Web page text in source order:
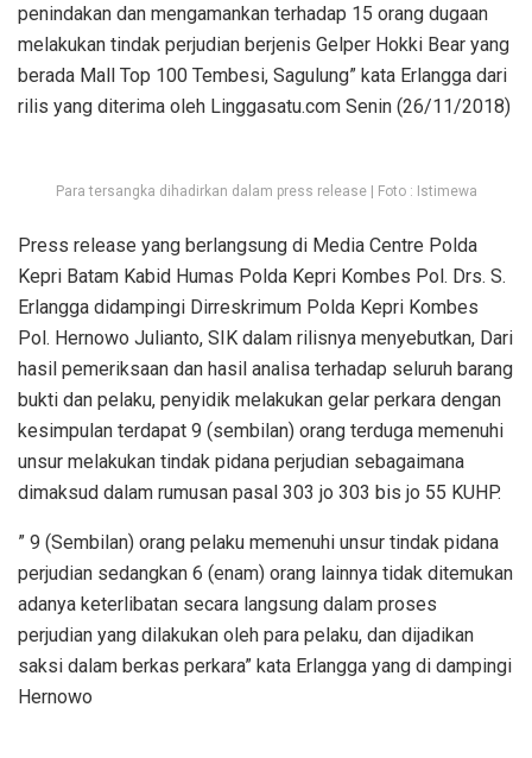
penindakan dan mengamankan terhadap 15 orang dugaan
melakukan tindak perjudian berjenis Gelper Hokki Bear yang
berada Mall Top 100 Tembesi, Sagulung” kata Erlangga dari
rilis yang diterima oleh Linggasatu.com Senin (26/11/2018)
Para tersangka dihadirkan dalam press release | Foto : Istimewa
Press release yang berlangsung di Media Centre Polda
Kepri Batam Kabid Humas Polda Kepri Kombes Pol. Drs. S.
Erlangga didampingi Dirreskrimum Polda Kepri Kombes
Pol. Hernowo Julianto, SIK dalam rilisnya menyebutkan, Dari
hasil pemeriksaan dan hasil analisa terhadap seluruh barang
bukti dan pelaku, penyidik melakukan gelar perkara dengan
kesimpulan terdapat 9 (sembilan) orang terduga memenuhi
unsur melakukan tindak pidana perjudian sebagaimana
dimaksud dalam rumusan pasal 303 jo 303 bis jo 55 KUHP.
” 9 (Sembilan) orang pelaku memenuhi unsur tindak pidana
perjudian sedangkan 6 (enam) orang lainnya tidak ditemukan
adanya keterlibatan secara langsung dalam proses
perjudian yang dilakukan oleh para pelaku, dan dijadikan
saksi dalam berkas perkara” kata Erlangga yang di dampingi
Hernowo